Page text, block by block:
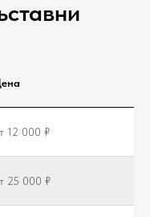
12 000 ₽
25 000 ₽